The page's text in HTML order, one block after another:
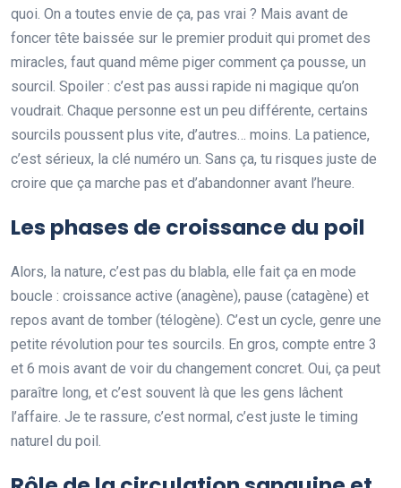
quoi. On a toutes envie de ça, pas vrai ? Mais avant de
foncer tête baissée sur le premier produit qui promet des
miracles, faut quand même piger comment ça pousse, un
sourcil. Spoiler : c’est pas aussi rapide ni magique qu’on
voudrait. Chaque personne est un peu différente, certains
sourcils poussent plus vite, d’autres… moins. La patience,
c’est sérieux, la clé numéro un. Sans ça, tu risques juste de
croire que ça marche pas et d’abandonner avant l’heure.
Les phases de croissance du poil
Alors, la nature, c’est pas du blabla, elle fait ça en mode
boucle : croissance active (anagène), pause (catagène) et
repos avant de tomber (télogène). C’est un cycle, genre une
petite révolution pour tes sourcils. En gros, compte entre 3
et 6 mois avant de voir du changement concret. Oui, ça peut
paraître long, et c’est souvent là que les gens lâchent
l’affaire. Je te rassure, c’est normal, c’est juste le timing
naturel du poil.